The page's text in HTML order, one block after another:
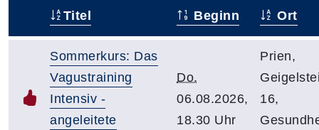
Titel Beginn Ort
Sommerkurs: Das
Vagustraining
Intensiv -
angeleitete
Do.
06.08.2026,
18.30 Uhr
Prien,
16,